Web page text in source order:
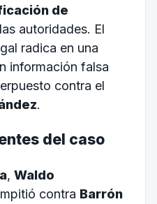
de
autoridades. El
radica en una
información falsa
contra el
.
del caso
, Waldo
contra Barrón